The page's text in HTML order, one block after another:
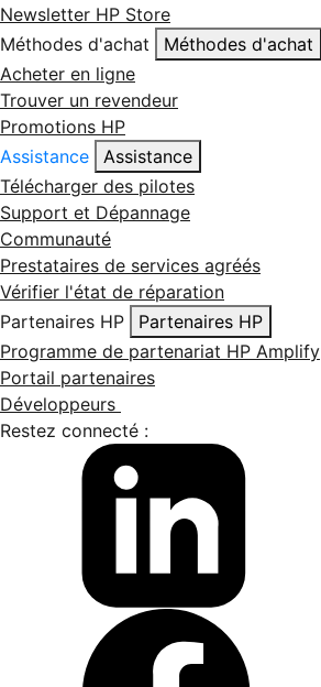
Newsletter HP Store
Méthodes d'achat
Méthodes d'achat
Acheter en ligne
Trouver un revendeur
Promotions HP
Assistance
Assistance
Télécharger des pilotes
Support et Dépannage
Communauté
Prestataires de services agréés
Vérifier l'état de réparation
Partenaires HP
Partenaires HP
Programme de partenariat HP Amplify
Portail partenaires
Développeurs
Restez connecté :